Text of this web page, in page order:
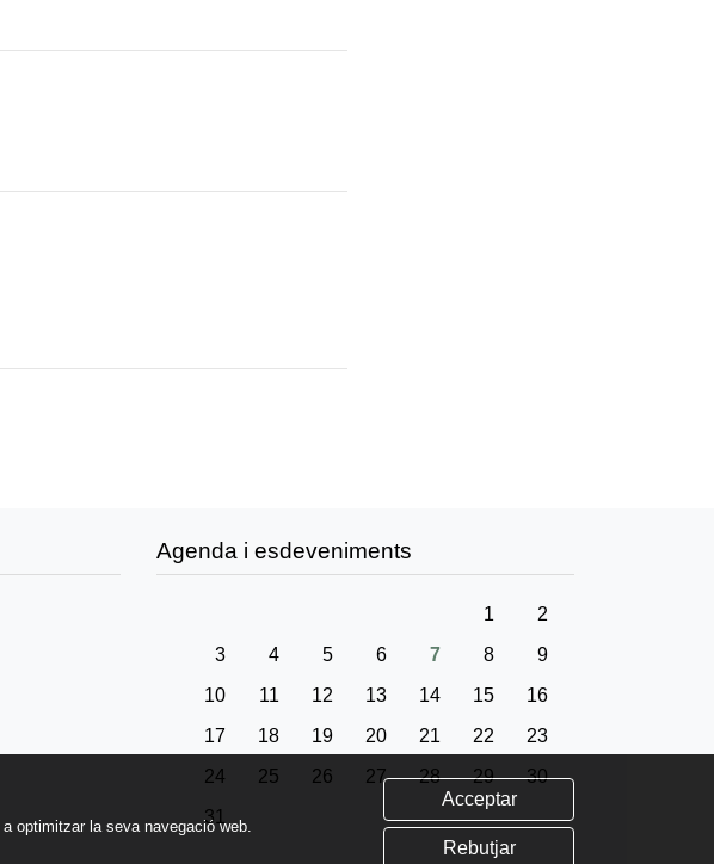
Agenda i esdeveniments
1
2
3
4 5 6 7 8
9
10
11 12 13 14 15
16
17
18 19 20 21 22
23
24
25 26 27 28 29
30
31
optimitzar la seva navegació web.
Acceptar
Rebutjar